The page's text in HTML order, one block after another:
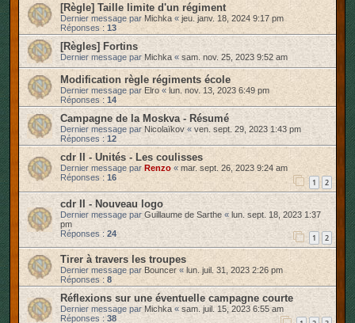
[Règle] Taille limite d'un régiment
Dernier message par Michka « jeu. janv. 18, 2024 9:17 pm
Réponses : 13
[Règles] Fortins
Dernier message parMichka « sam. nov. 25, 2023 9:52 am
Modification règle régiments école
Dernier message par Elro «lun. nov. 13, 2023 6:49 pm
Réponses : 14
Campagne de la Moskva - Résumé
Dernier message parNicolaïkov« ven. sept. 29, 2023 1:43 pm
Réponses : 12
cdr II - Unités - Les coulisses
Dernier message par Renzo «mar. sept. 26, 2023 9:24 am
Réponses : 16 1 2
cdr II - Nouveau logo
Dernier message parGuillaume de Sarthe « lun. sept. 18, 2023 1:37
pm
Réponses : 24 1 2
Tirer à travers les troupes
Dernier message par Bouncer« lun. juil. 31, 2023 2:26 pm
Réponses : 8
Réflexions sur une éventuelle campagne courte
Dernier message parMichka « sam. juil. 15, 2023 6:55 am
Réponses : 38